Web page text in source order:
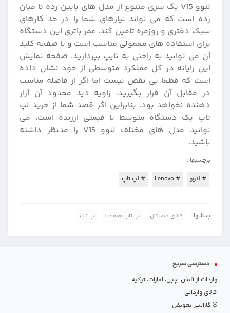
لنوو V15 یک سری متنوع از مدل های پایین رده تا میان
رده است که می تواند نیازهای شما را در حد کارهای
سبک دفتری و روزمره تامین کند. عمر باتری این دستگاه
برای استفاده های معمولی مناسب است و با صفحه کلید
آن می توانید به راحتی به تایپ بپردازید. صفحه نمایش
این رایانه در کل عملکرد متوسطی از خود نشان داده
است که قطعا بی نقص نیست اما اگر از فاصله مناسب
در مقابل آن قرار بگیرید، زاویه دید محدود آن آزار
دهنده نخواهد بود. بنابراین اگر قصد شما از خرید لپ
تاپ یک دستگاه متوسط با قیمتی ارزنده است، می
توانید مدل های مختلف لنوو V15 را مدنظر داشته
باشید.
برچسبها :
# لنوو # Lenovo # لپ تاپ
بخشها : کالای دیجیتال لپ تاپ Lenovo لپ تاپ
دسترسی سریع
واردات از آلمان، چین، امارات، ترکیه
کالای وارداتی
گارانتی تعویض